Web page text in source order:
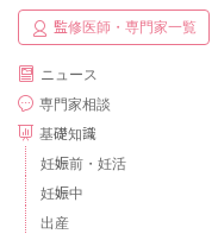
監修医師・専門家一覧
ニュース
専門家相談
基礎知識
妊娠前・妊活
妊娠中
出産